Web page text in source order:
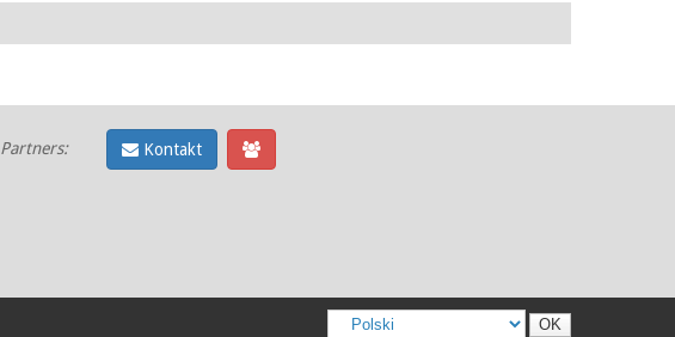
Partners: Kontakt